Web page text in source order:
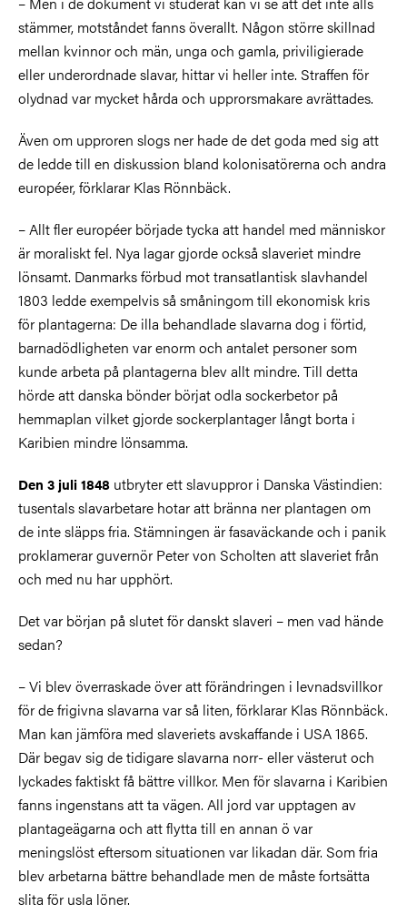
stämmer, motståndet fanns överallt. Någon större skillnad
mellan kvinnor och män, unga och gamla, priviligierade
eller underordnade slavar, hittar vi heller inte. Straffen för
olydnad var mycket hårda och upprorsmakare avrättades.
Även om upproren slogs ner hade de det goda med sig att
de ledde till en diskussion bland kolonisatörerna och andra
européer, förklarar Klas Rönnbäck.
– Allt fler européer började tycka att handel med människor
är moraliskt fel. Nya lagar gjorde också slaveriet mindre
lönsamt. Danmarks förbud mot transatlantisk slavhandel
1803 ledde exempelvis så småningom till ekonomisk kris
för plantagerna: De illa behandlade slavarna dog i förtid,
barnadödligheten var enorm och antalet personer som
kunde arbeta på plantagerna blev allt mindre. Till detta
hörde att danska bönder börjat odla sockerbetor på
hemmaplan vilket gjorde sockerplantager långt borta i
Karibien mindre lönsamma.
Den 3 juli 1848 utbryter ett slavuppror i Danska Västindien:
tusentals slavarbetare hotar att bränna ner plantagen om
de inte släpps fria. Stämningen är fasaväckande och i panik
proklamerar guvernör Peter von Scholten att slaveriet från
och med nu har upphört.
Det var början på slutet för danskt slaveri – men vad hände
sedan?
– Vi blev överraskade över att förändringen i levnadsvillkor
för de frigivna slavarna var så liten, förklarar Klas Rönnbäck.
Man kan jämföra med slaveriets avskaffande i USA 1865.
Där begav sig de tidigare slavarna norr- eller västerut och
lyckades faktiskt få bättre villkor. Men för slavarna i Karibien
fanns ingenstans att ta vägen. All jord var upptagen av
plantageägarna och att flytta till en annan ö var
meningslöst eftersom situationen var likadan där. Som fria
blev arbetarna bättre behandlade men de måste fortsätta
slita för usla löner.